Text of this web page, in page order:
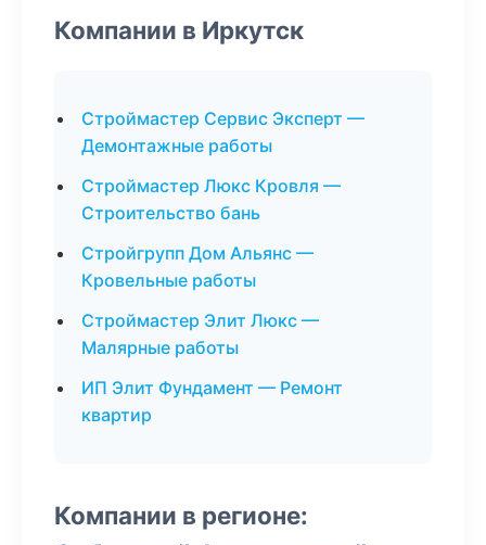
Компании в Иркутск
Строймастер Сервис Эксперт —
Демонтажные работы
Строймастер Люкс Кровля —
Строительство бань
Стройгрупп Дом Альянс —
Кровельные работы
Строймастер Элит Люкс —
Малярные работы
ИП Элит Фундамент — Ремонт
квартир
Компании в регионе: